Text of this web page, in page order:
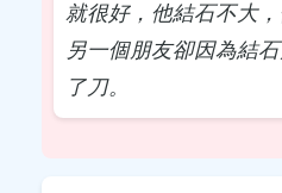
就很好，他結石不大
另一個朋友卻因為結
了刀。